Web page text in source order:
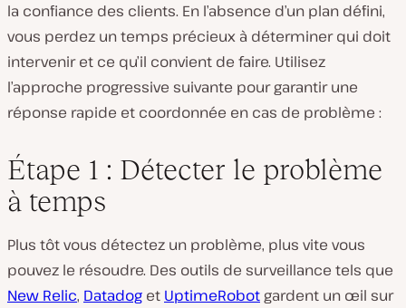
la confiance des clients. En l’absence d’un plan défini,
vous perdez un temps précieux à déterminer qui doit
intervenir et ce qu’il convient de faire. Utilisez
l’approche progressive suivante pour garantir une
réponse rapide et coordonnée en cas de problème :
Étape 1 : Détecter le problème
à temps
Plus tôt vous détectez un problème, plus vite vous
pouvez le résoudre. Des outils de surveillance tels que
New Relic, Datadog et UptimeRobot gardent un œil sur